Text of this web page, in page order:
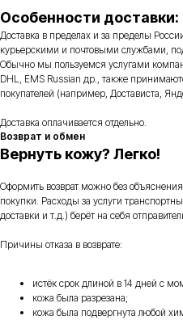
Особенности доставки:
Доставка в пределах и за пределы
курьерскими и почтовыми службами,
Обычно мы пользуемся услугами
DHL, EMS Russian др., также
покупателей (например, Достависта,
Доставка оплачивается отдельно.
Возврат и обмен
Вернуть кожу? Легко!
Оформить возврат можно без
покупки. Расходы за услуги
доставки и т.д.) берёт на себя
Причины отказа в возврате:
истёк срок длиной в 14 дней с
кожа была разрезана;
кожа была подвергнута любой